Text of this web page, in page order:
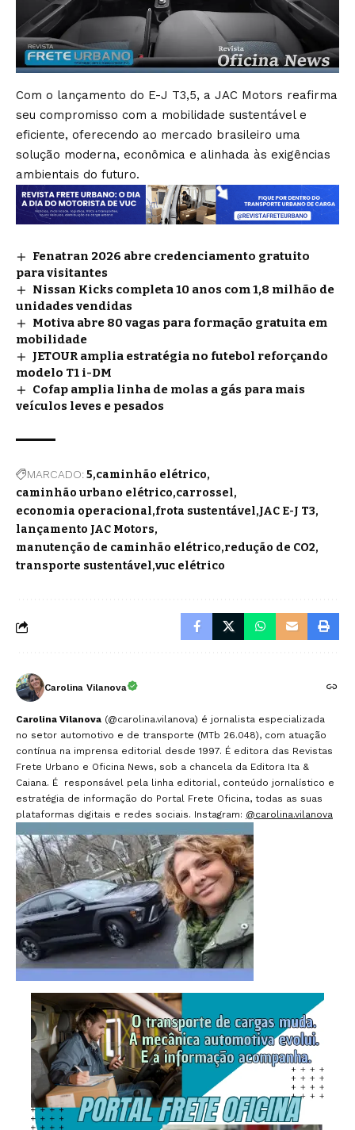
Com o lançamento do E-J T3,5, a JAC Motors reafirma
seu compromisso com a mobilidade sustentável e
eficiente, oferecendo ao mercado brasileiro uma
solução moderna, econômica e alinhada às exigências
ambientais do futuro.
Fenatran 2026 abre credenciamento gratuito
para visitantes
Nissan Kicks completa 10 anos com 1,8 milhão de
unidades vendidas
Motiva abre 80 vagas para formação gratuita em
mobilidade
JETOUR amplia estratégia no futebol reforçando
modelo T1 i-DM
Cofap amplia linha de molas a gás para mais
veículos leves e pesados
MARCADO:5 caminhão elétrico
caminhão urbano elétrico carrossel
economia operacional frota sustentável JAC E-J T3
lançamento JAC Motors
manutenção de caminhão elétrico redução de CO2
transporte sustentável vuc elétrico
Carolina Vilanova
Carolina Vilanova (@carolina.vilanova) é jornalista especializada
no setor automotivo e de transporte (MTb 26.048), com atuação
contínua na imprensa editorial desde 1997. É editora das Revistas
Frete Urbano e Oficina News, sob a chancela da Editora Ita &
Caiana. É responsável pela linha editorial, conteúdo jornalístico e
estratégia de informação do Portal Frete Oficina, todas as suas
plataformas digitais e redes sociais. Instagram: @carolina.vilanova